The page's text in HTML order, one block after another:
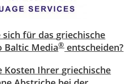
sich für das griechische
Baltic Media®entscheiden?
Kosten Ihrer griechische